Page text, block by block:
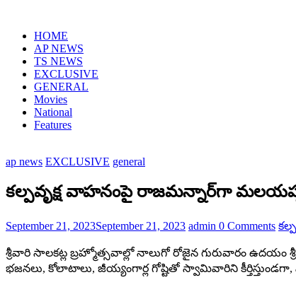
contentHOME
AP NEWS
TS NEWS
EXCLUSIVE
GENERAL
Movies
National
Features
ap news EXCLUSIVE general
కల్పవృక్ష వాహనంపై రాజమన్నార్‌గా
September 21, 2023September 21, 2023 admin 0 Comments
శ్రీవారి సాలకట్ల బ్రహ్మోత్సవాల్లో నాలుగో రోజైన గురువారం ఉదయం
భజనలు, కోలాటాలు, జీయ్యంగార్ల గోష్టితో స్వామివారిని